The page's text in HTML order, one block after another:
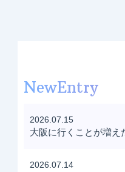
NewEntry
2026.07.15
大阪に行くことが増え
2026.07.14